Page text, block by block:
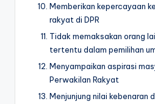
Memberikan kepercayaan
rakyat di DPR
Tidak memaksakan orang
tertentu dalam pemilihan
Menyampaikan aspirasi
Perwakilan Rakyat
Menjunjung nilai kebenaran